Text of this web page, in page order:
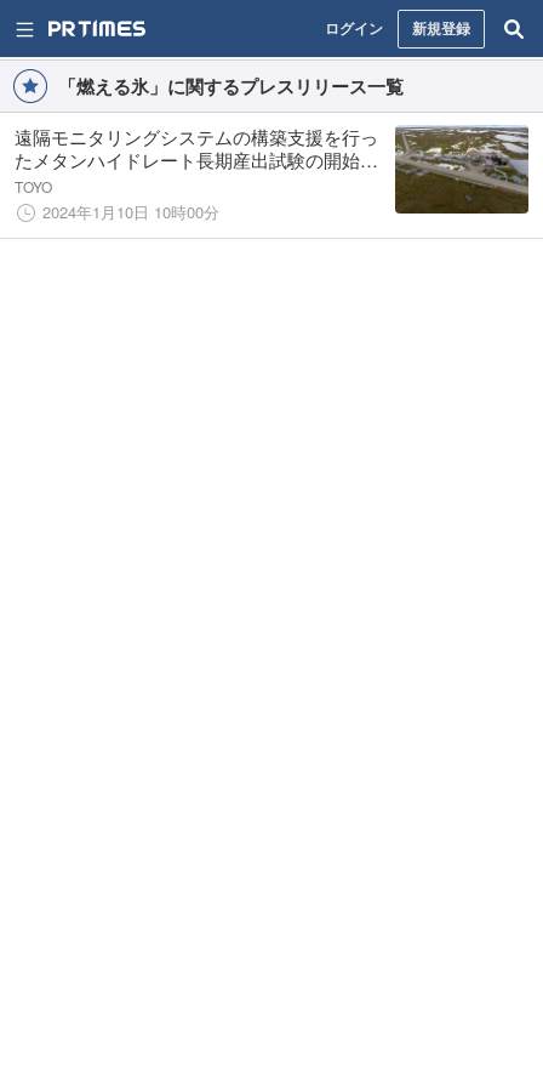
ログイン 新規登録
「燃える氷」に関するプレスリリース一覧
遠隔モニタリングシステムの構築支援を行っ
たメタンハイドレート長期産出試験の開始＜
English Follows＞
TOYO
2024年1月10日 10時00分